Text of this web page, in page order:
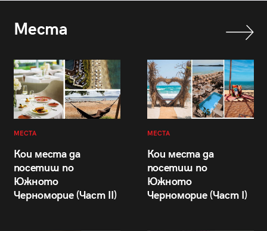
Места
МЕСТА
Кои места да
посетиш по
Южното
Черноморие (Част II)
МЕСТА
Кои места да
посетиш по
Южното
Черноморие (Част I)